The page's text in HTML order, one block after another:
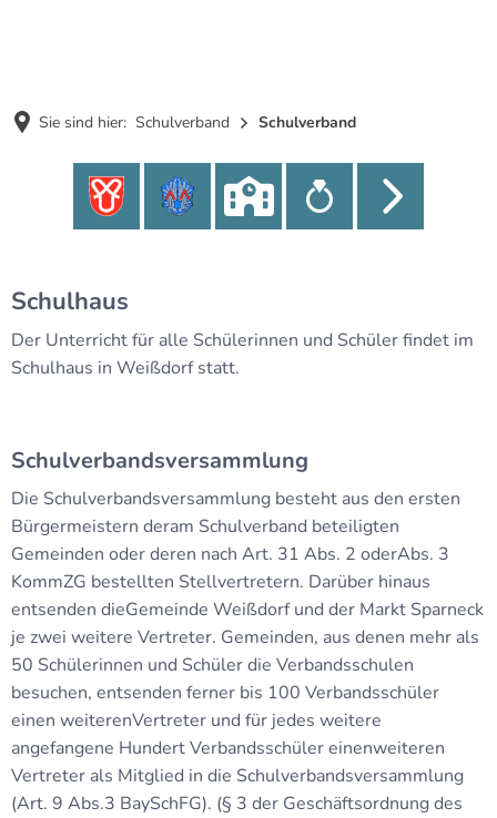
Sie sind hier: Schulverband Schulverband
Schulverband
Schulhaus
Der Unterricht für alle Schülerinnen und Schüler findet im
Schulhaus in Weißdorf statt.
Schulverbandsversammlung
Die Schulverbandsversammlung besteht aus den ersten
Bürgermeistern deram Schulverband beteiligten
Gemeinden oder deren nach Art. 31 Abs. 2 oderAbs. 3
KommZG bestellten Stellvertretern. Darüber hinaus
entsenden dieGemeinde Weißdorf und der Markt Sparneck
je zwei weitere Vertreter. Gemeinden, aus denen mehr als
50 Schülerinnen und Schüler die Verbandsschulen
besuchen, entsenden ferner bis 100 Verbandsschüler
einen weiterenVertreter und für jedes weitere
angefangene Hundert Verbandsschüler einenweiteren
Vertreter als Mitglied in die Schulverbandsversammlung
(Art. 9 Abs.3 BaySchFG). (§ 3 der Geschäftsordnung des